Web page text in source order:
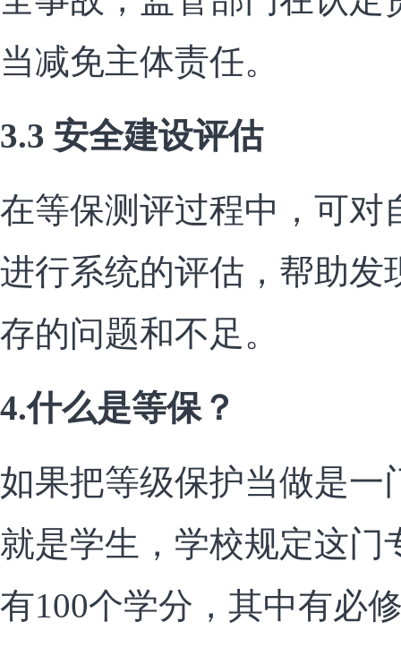
当减免主体责任。
3.3 安全建设评估
在等保测评过程中，可对
进行系统的评估，帮助发
存的问题和不足。
4.什么是等保？
如果把等级保护当做是一
就是学生，学校规定这门
有100个学分，其中有必